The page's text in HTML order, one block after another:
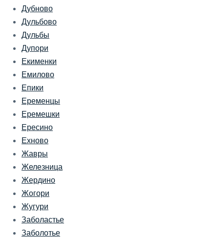
Дубново
Дульбово
Дульбы
Дупори
Екименки
Емилово
Епики
Еременцы
Еремешки
Ересино
Ехново
Жавры
Железница
Жердино
Жогори
Жугури
Заболастье
Заболотье